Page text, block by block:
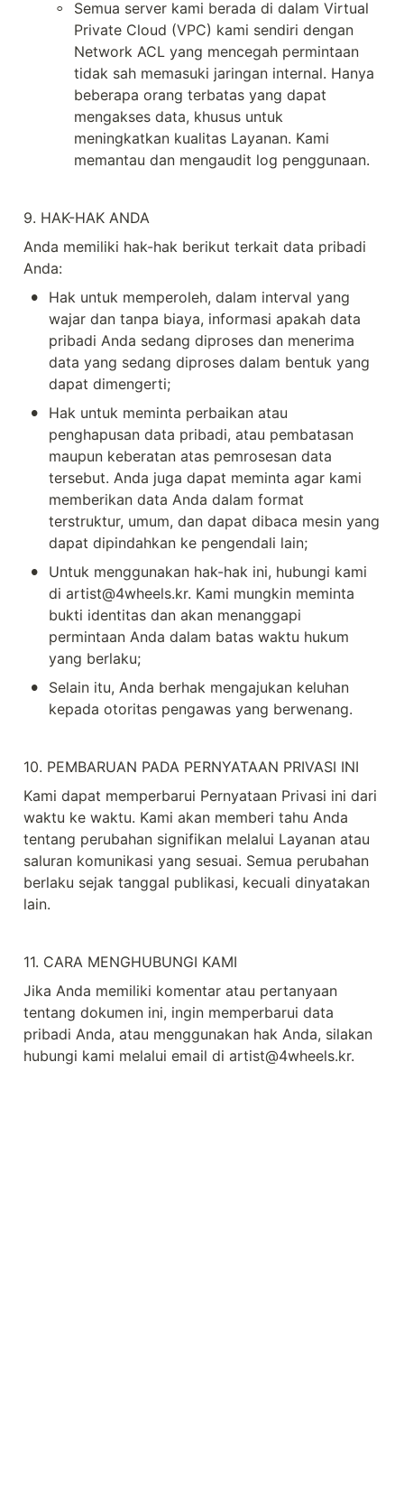
◦
Semua server kami berada di dalam Virtual
Private Cloud (VPC) kami sendiri dengan
Network ACL yang mencegah permintaan
tidak sah memasuki jaringan internal. Hanya
beberapa orang terbatas yang dapat
mengakses data, khusus untuk
meningkatkan kualitas Layanan. Kami
memantau dan mengaudit log penggunaan.
9. HAK-HAK ANDA
Anda memiliki hak-hak berikut terkait data pribadi
Anda:
•
Hak untuk memperoleh, dalam interval yang
wajar dan tanpa biaya, informasi apakah data
pribadi Anda sedang diproses dan menerima
data yang sedang diproses dalam bentuk yang
dapat dimengerti;
•
Hak untuk meminta perbaikan atau
penghapusan data pribadi, atau pembatasan
maupun keberatan atas pemrosesan data
tersebut. Anda juga dapat meminta agar kami
memberikan data Anda dalam format
terstruktur, umum, dan dapat dibaca mesin yang
dapat dipindahkan ke pengendali lain;
•
Untuk menggunakan hak-hak ini, hubungi kami
di artist@4wheels.kr. Kami mungkin meminta
bukti identitas dan akan menanggapi
permintaan Anda dalam batas waktu hukum
yang berlaku;
•
Selain itu, Anda berhak mengajukan keluhan
kepada otoritas pengawas yang berwenang.
10. PEMBARUAN PADA PERNYATAAN PRIVASI INI
Kami dapat memperbarui Pernyataan Privasi ini dari
waktu ke waktu. Kami akan memberi tahu Anda
tentang perubahan signifikan melalui Layanan atau
saluran komunikasi yang sesuai. Semua perubahan
berlaku sejak tanggal publikasi, kecuali dinyatakan
lain.
11. CARA MENGHUBUNGI KAMI
Jika Anda memiliki komentar atau pertanyaan
tentang dokumen ini, ingin memperbarui data
pribadi Anda, atau menggunakan hak Anda, silakan
hubungi kami melalui email di artist@4wheels.kr.